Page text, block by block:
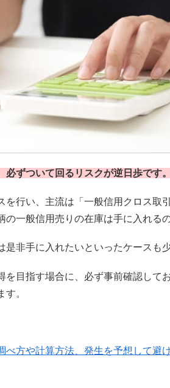
ずついて回るリスクが逆日歩です。
行い、主流は「一般信用クロス取
の一般信用売りの在庫は手に入れる
非手に入れたいといったケースも
目指す場合に、必ず事前確認して
。
方や計算方法、発生を予想して避